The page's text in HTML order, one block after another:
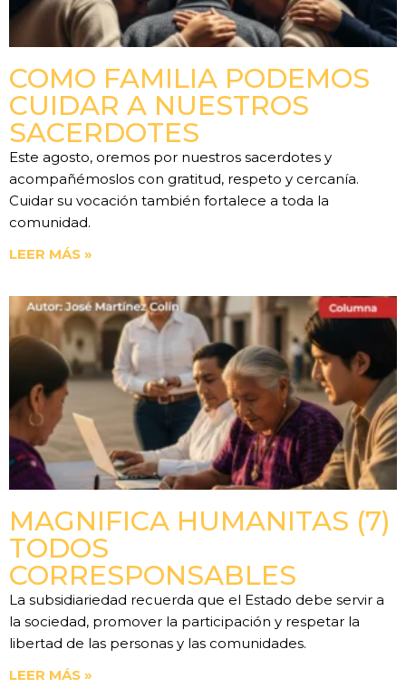
COMO FAMILIA PODEMOS
CUIDAR A NUESTROS
SACERDOTES
Este agosto, oremos por nuestros sacerdotes y
acompañémoslos con gratitud, respeto y cercanía.
Cuidar su vocación también fortalece a toda la
comunidad.
LEER MÁS »
MAGNIFICA HUMANITAS (7)
TODOS
CORRESPONSABLES
La subsidiariedad recuerda que el Estado debe servir a
la sociedad, promover la participación y respetar la
libertad de las personas y las comunidades.
LEER MÁS »